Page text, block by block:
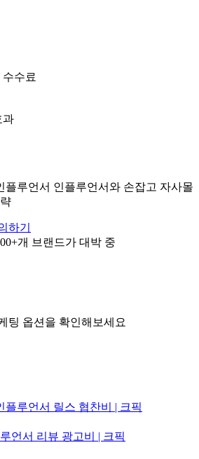
수료
과
플루언서 인플루언서와 손잡고 자사몰
하기
개 브랜드가 대박 중
팅 옵션을 확인해보세요
플루언서 릴스 협찬비 | 크픽
언서 리뷰 광고비 | 크픽